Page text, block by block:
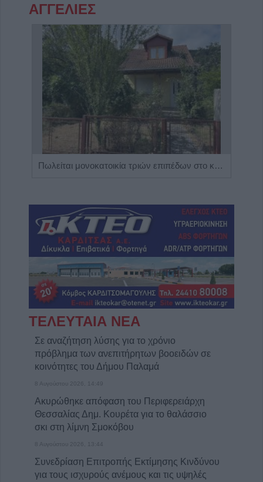
ΑΓΓΕΛΙΕΣ
Πωλείται μονοκατοικία τριών επιπέδων στο καταπράσινο Πευκόφυτο Καρδίτσας
ΤΕΛΕΥΤΑΙΑ ΝΕΑ
Σε αναζήτηση λύσης για το χρόνιο
πρόβλημα των ανεπιτήρητων βοοειδών σε
κοινότητες του Δήμου Παλαμά
8 Αυγούστου 2026, 14:49
Ακυρώθηκε απόφαση του Περιφερειάρχη
Θεσσαλίας Δημ. Κουρέτα για το θαλάσσιο
σκι στη λίμνη Σμοκόβου
8 Αυγούστου 2026, 13:44
Συνεδρίαση Επιτροπής Εκτίμησης Κινδύνου
για τους ισχυρούς ανέμους και τις υψηλές